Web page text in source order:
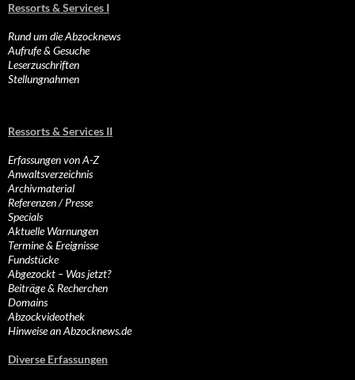
Ressorts & Services I
Rund um die Abzocknews
Aufrufe & Gesuche
Leserzuschriften
Stellungnahmen
Ressorts & Services II
Erfassungen von A-Z
Anwaltsverzeichnis
Archivmaterial
Referenzen / Presse
Specials
Aktuelle Warnungen
Termine & Ereignisse
Fundstücke
Abgezockt – Was jetzt?
Beiträge & Recherchen
Domains
Abzockvideothek
Hinweise an Abzocknews.de
Diverse Erfassungen